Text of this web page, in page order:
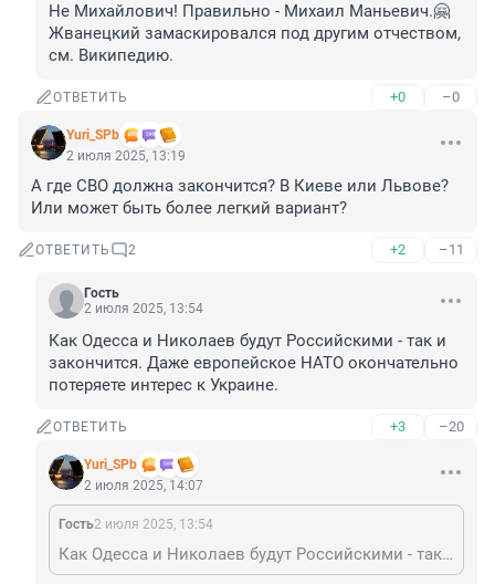
Не Михайлович! Правильно - Михаил Маньевич.🤗
Жванецкий замаскировался под другим отчеством,
см. Википедию.
ОТВЕТИТЬ +0 –0
Yuri_SPb
2 июля 2025, 13:19
А где СВО должна закончится? В Киеве или Львове?
Или может быть более легкий вариант?
ОТВЕТИТЬ 2 +2 –11
Гость
2 июля 2025, 13:54
Как Одесса и Николаев будут Российскими - так и
закончится. Даже европейское НАТО окончательно
потеряете интерес к Украине.
ОТВЕТИТЬ +3 –20
Yuri_SPb
2 июля 2025, 14:07
Гость2 июля 2025, 13:54
Как Одесса и Николаев будут Российскими - так и закончится. Даже европейское НАТО окончательно потеряете интерес к Украине.